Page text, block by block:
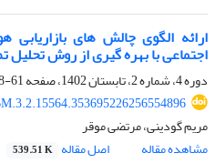
ارائه الگوی چالش های
اجتماعی با بهره گیری از روش تحلیل
دوره 4، شماره 2، تابستان 1402، صفحه
61-78
مریم گودینی، مرتضی موقر
مشاهده مقاله
اصل مقاله 539.51 K